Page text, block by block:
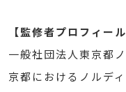
【監修者プロフィール
一般社団法人東京都
京都におけるノルデ